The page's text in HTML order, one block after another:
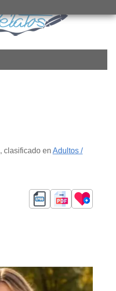
, clasificado en Adultos /